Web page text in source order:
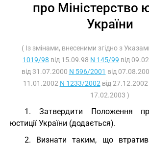
про Міністерство
України
( Із змінами, внесеними згідно з
1019/98 від 15.09.98 N 145/99 від
від 31.07.2000 N 596/2001 від
11.01.2002 N 1233/2002 від 27.12.2002
17.02.2003 )
1. Затвердити Положення
юстиції України (додається).
2. Визнати таким, що втратив